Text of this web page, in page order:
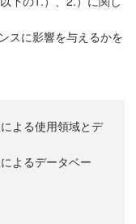
スに影響を与えるかを
よる使用領域とデ
よるデータベー